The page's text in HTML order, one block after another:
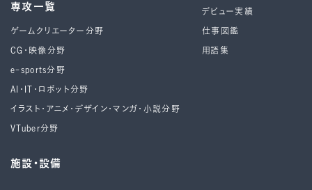
専攻一覧
ゲームクリエーター分野
CG・映像分野
e-sports分野
AI・IT・ロボット分野
イラスト・アニメ・デザイン・マンガ・小説分野
VTuber分野
施設・設備
デビュー実績
仕事図鑑
用語集